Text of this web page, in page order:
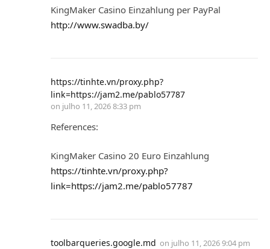
KingMaker Casino Einzahlung per PayPal
http://www.swadba.by/
https://tinhte.vn/proxy.php?
link=https://jam2.me/pablo57787
on julho 11, 2026 8:33 pm
References:
KingMaker Casino 20 Euro Einzahlung
https://tinhte.vn/proxy.php?
link=https://jam2.me/pablo57787
toolbarqueries.google.md on julho 11, 2026 9:04 pm